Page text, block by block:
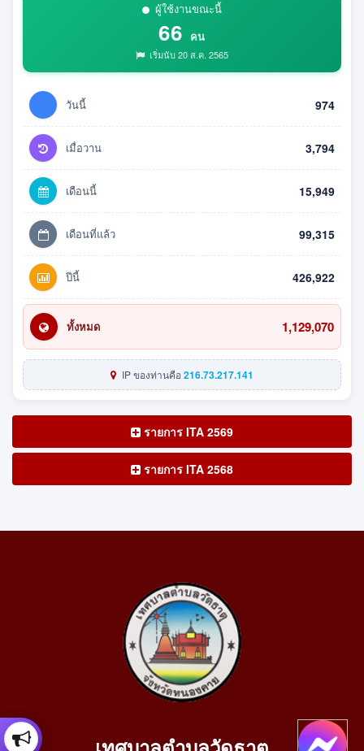
ผู้ใช้งานขณะนี้
66 คน
เริ่มนับ 20 ส.ค. 2565
วันนี้ 974
เมื่อวาน 3,794
เดือนนี้ 15,949
เดือนที่แล้ว 99,315
ปีนี้ 426,922
ทั้งหมด 1,129,070
IP ของท่านคือ216.73.217.141
รายการ ITA 2569
รายการ ITA 2568